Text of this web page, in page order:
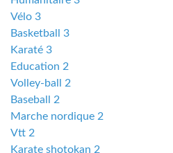
Vélo 3
Basketball 3
Karaté 3
Education 2
Volley-ball 2
Baseball 2
Marche nordique 2
Vtt 2
Karate shotokan 2